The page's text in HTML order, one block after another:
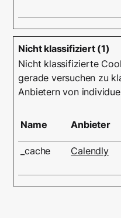
Nicht klassifiziert (1)
Nicht klassifizierte
gerade versuchen zu
Anbietern von
Name Anbieter
_cache
Calendly